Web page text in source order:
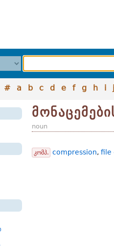
# a b c d e f g h i j
noun
კომპ. compression, file